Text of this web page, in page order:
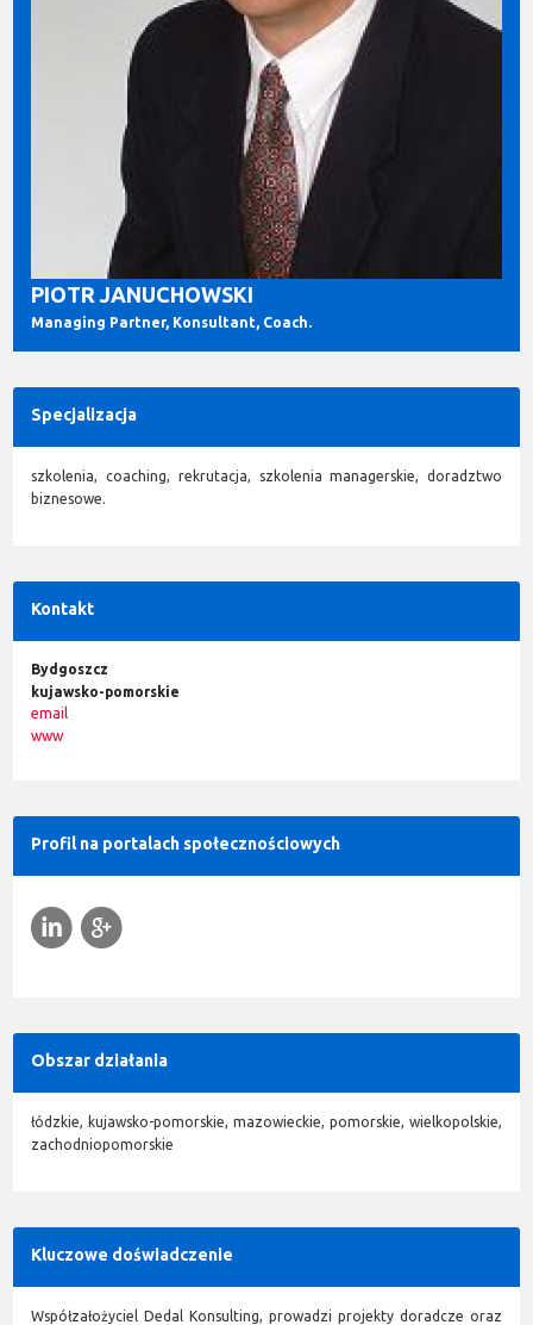
PIOTR JANUCHOWSKI
Managing Partner, Konsultant, Coach.
Specjalizacja
szkolenia, coaching, rekrutacja, szkolenia managerskie, doradztwo
biznesowe.
Kontakt
Bydgoszcz
kujawsko-pomorskie
email
www
Profil na portalach społecznościowych
l g
Obszar działania
łódzkie, kujawsko-pomorskie, mazowieckie, pomorskie, wielkopolskie,
zachodniopomorskie
Kluczowe doświadczenie
Współzałożyciel Dedal Konsulting, prowadzi projekty doradcze oraz